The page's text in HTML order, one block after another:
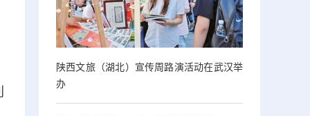
陕西文旅（湖北）宣传周路演活动在武汉举
办